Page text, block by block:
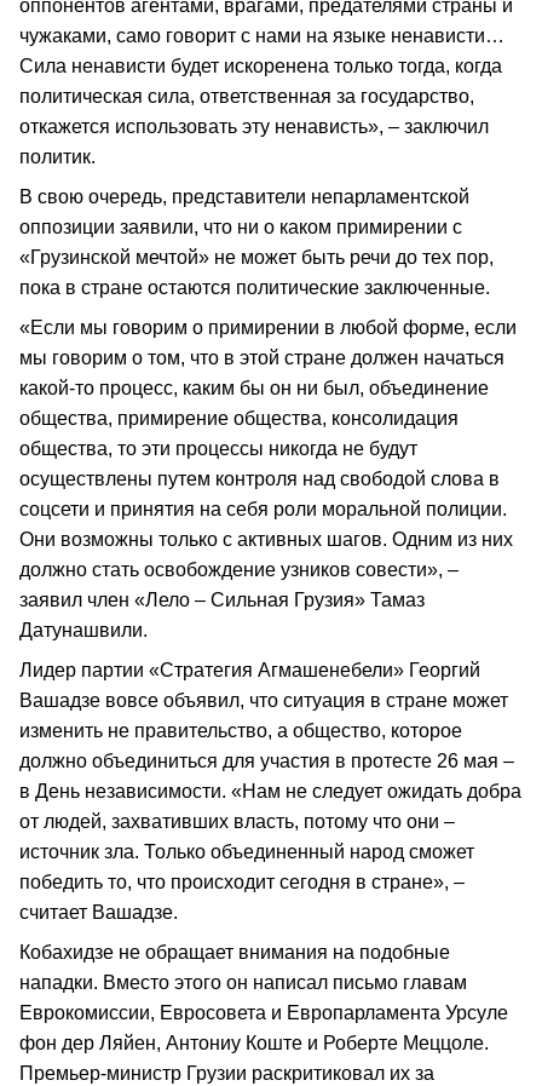
оппонентов агентами, врагами, предателями страны и
чужаками, само говорит с нами на языке ненависти…
Сила ненависти будет искоренена только тогда, когда
политическая сила, ответственная за государство,
откажется использовать эту ненависть», – заключил
политик.
В свою очередь, представители непарламентской
оппозиции заявили, что ни о каком примирении с
«Грузинской мечтой» не может быть речи до тех пор,
пока в стране остаются политические заключенные.
«Если мы говорим о примирении в любой форме, если
мы говорим о том, что в этой стране должен начаться
какой-то процесс, каким бы он ни был, объединение
общества, примирение общества, консолидация
общества, то эти процессы никогда не будут
осуществлены путем контроля над свободой слова в
соцсети и принятия на себя роли моральной полиции.
Они возможны только с активных шагов. Одним из них
должно стать освобождение узников совести», –
заявил член «Лело – Сильная Грузия» Тамаз
Датунашвили.
Лидер партии «Стратегия Агмашенебели» Георгий
Вашадзе вовсе объявил, что ситуация в стране может
изменить не правительство, а общество, которое
должно объединиться для участия в протесте 26 мая –
в День независимости. «Нам не следует ожидать добра
от людей, захвативших власть, потому что они –
источник зла. Только объединенный народ сможет
победить то, что происходит сегодня в стране», –
считает Вашадзе.
Кобахидзе не обращает внимания на подобные
нападки. Вместо этого он написал письмо главам
Еврокомиссии, Евросовета и Европарламента Урсуле
фон дер Ляйен, Антониу Коште и Роберте Меццоле.
Премьер-министр Грузии раскритиковал их за